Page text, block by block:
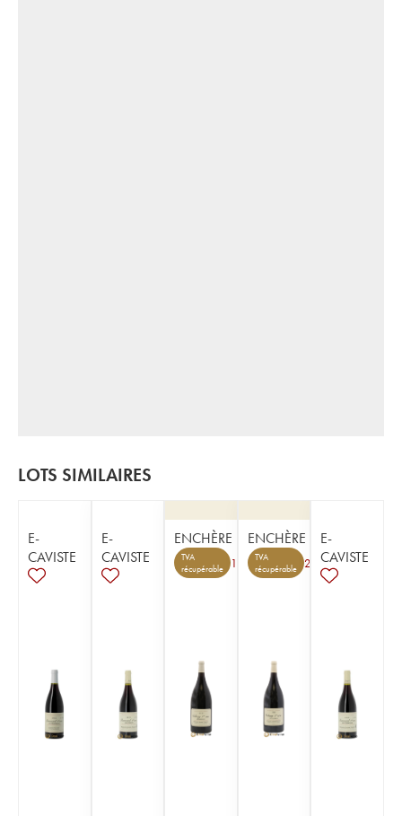
LOTS SIMILAIRES
E-
CAVISTE
E-
CAVISTE
ENCHÈRE
TVA
récupérable
1
ENCHÈRE
TVA
récupérable
2
E-
CAVISTE